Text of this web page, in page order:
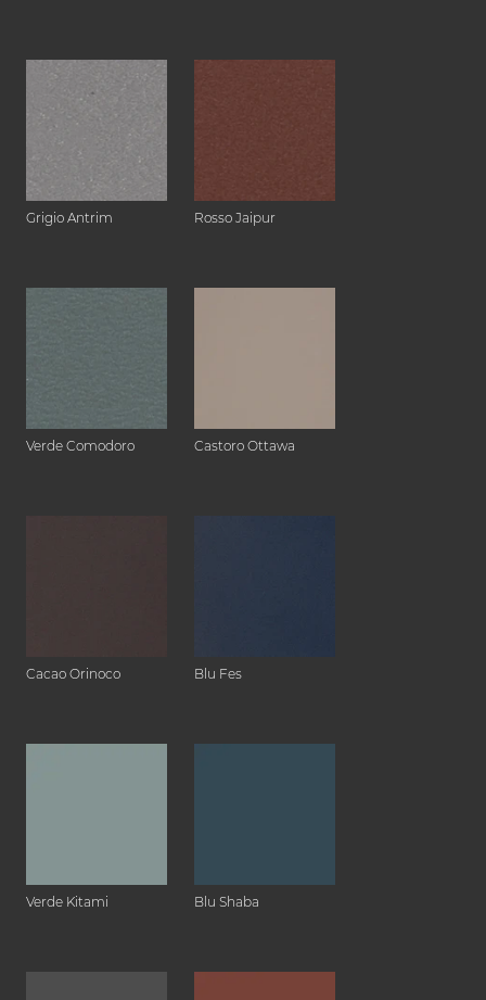
Grigio Antrim Rosso Jaipur
Verde Comodoro Castoro Ottawa
Cacao Orinoco Blu Fes
Verde Kitami Blu Shaba